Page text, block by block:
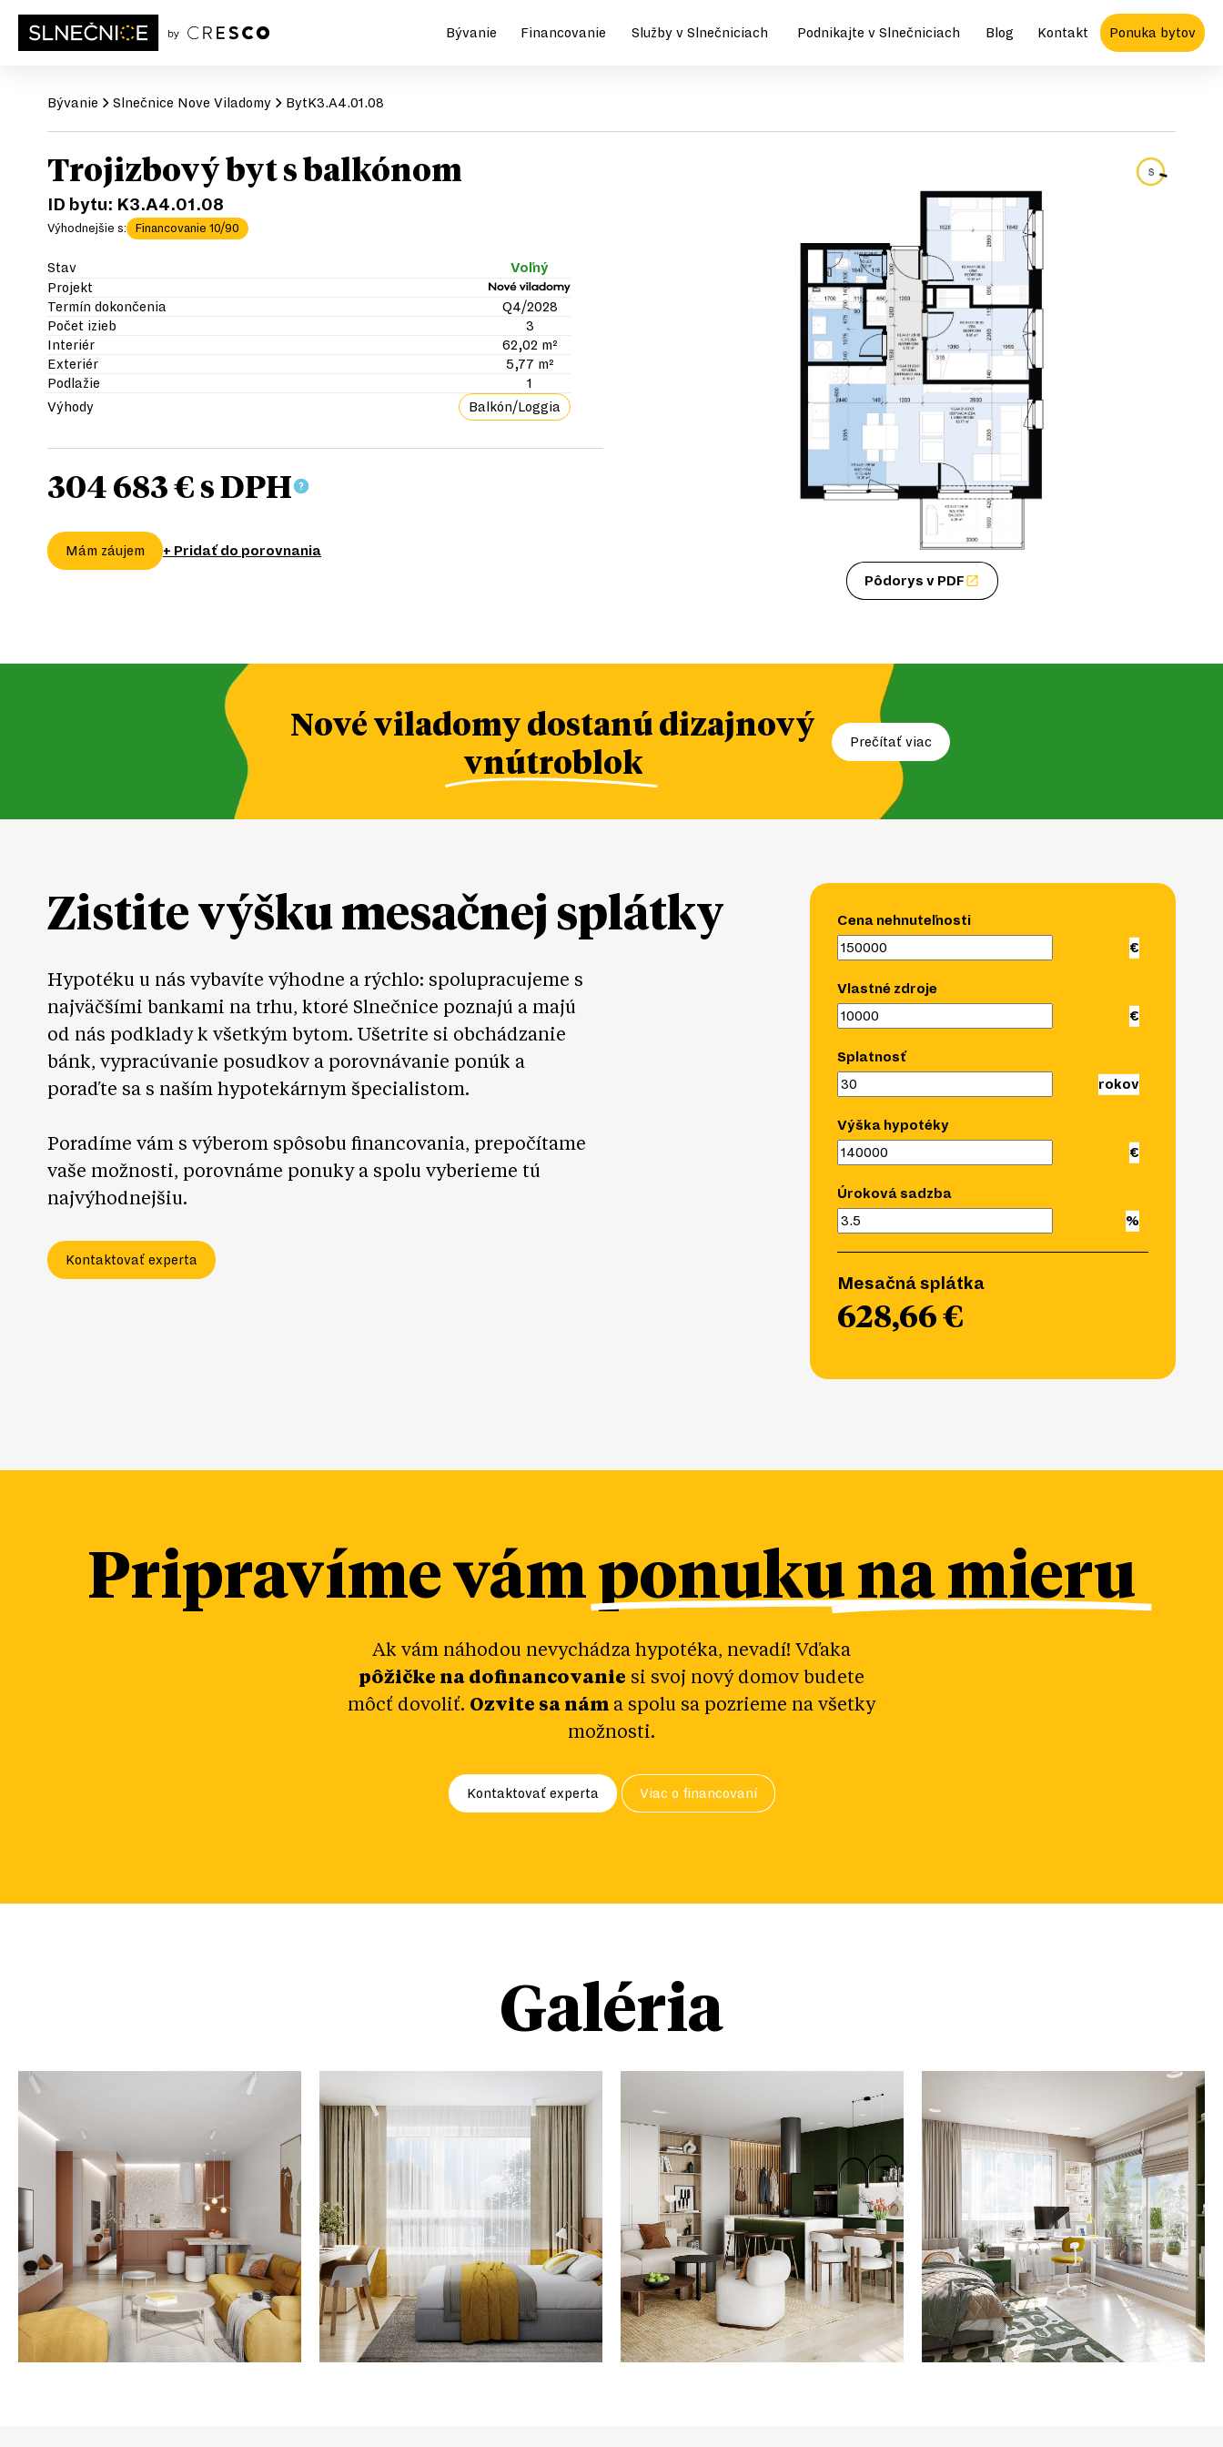
Bývanie Financovanie Služby v Slnečniciach Podnikajte v Slnečniciach Blog Kontakt Ponuka bytov
Bývanie Slnečnice Nove Viladomy BytK3.A4.01.08
Trojizbový byt s balkónom
ID bytu: K3.A4.01.08
Výhodnejšie s: Financovanie 10/90
Stav
Voľný
Projekt
Termín dokončenia
Q4/2028
Počet izieb
3
Interiér
62,02 m²
Exteriér
5,77 m²
Podlažie
1
Výhody
Balkón/Loggia
Pôdorys v PDF
304 683 €s DPH
Mám záujem + Pridať do porovnania
Nové viladomy dostanú dizajnový
vnútroblok
Prečítať viac
Zistite výšku mesačnej splátky
Hypotéku u nás vybavíte výhodne a rýchlo: spolupracujeme s
najväčšími bankami na trhu, ktoré Slnečnice poznajú a majú
od nás podklady k všetkým bytom. Ušetrite si obchádzanie
bánk, vypracúvanie posudkov a porovnávanie ponúk a
poraďte sa s naším hypotekárnym špecialistom.
Poradíme vám s výberom spôsobu financovania, prepočítame
vaše možnosti, porovnáme ponuky a spolu vyberieme tú
najvýhodnejšiu.
Kontaktovať experta
Cena nehnuteľnosti
Vlastné zdroje
Splatnosť
Výška hypotéky
Úroková sadzba
Mesačná splátka
628,66 €
Pripravíme vámponuku na mieru
Ak vám náhodou nevychádza hypotéka, nevadí! Vďaka
pôžičke na dofinancovanie si svoj nový domov budete
môcť dovoliť. Ozvite sa nám a spolu sa pozrieme na všetky
možnosti.
Kontaktovať experta Viac o financovaní
Galéria